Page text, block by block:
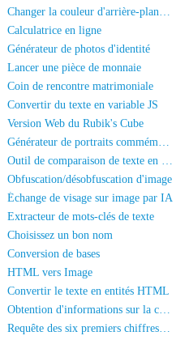
Changer la couleur d'arrière-plan de la photo
Calculatrice en ligne
Générateur de photos d'identité
Lancer une pièce de monnaie
Coin de rencontre matrimoniale
Convertir du texte en variable JS
Version Web du Rubik's Cube
Générateur de portraits commémoratifs
Outil de comparaison de texte en ligne
Obfuscation/désobfuscation d'image
Échange de visage sur image par IA
Extracteur de mots-clés de texte
Choisissez un bon nom
Conversion de bases
HTML vers Image
Convertir le texte en entités HTML
Obtention d'informations sur la carte d'identité
Requête des six premiers chiffres du numéro de carte d'identité